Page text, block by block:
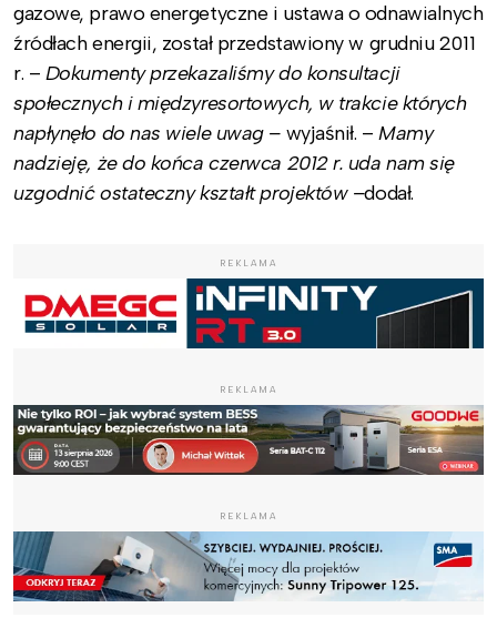
gazowe, prawo energetyczne i ustawa o odnawialnych
źródłach energii, został przedstawiony w grudniu 2011
r. – Dokumenty przekazaliśmy do konsultacji
społecznych i międzyresortowych, w trakcie których
napłynęło do nas wiele uwag – wyjaśnił. –Mamy
nadzieję, że do końca czerwca 2012 r. uda nam się
uzgodnić ostateczny kształt projektów –dodał.
REKLAMA
REKLAMA
REKLAMA